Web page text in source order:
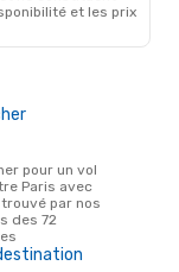
et les prix
Paris avec
par nos
des 72